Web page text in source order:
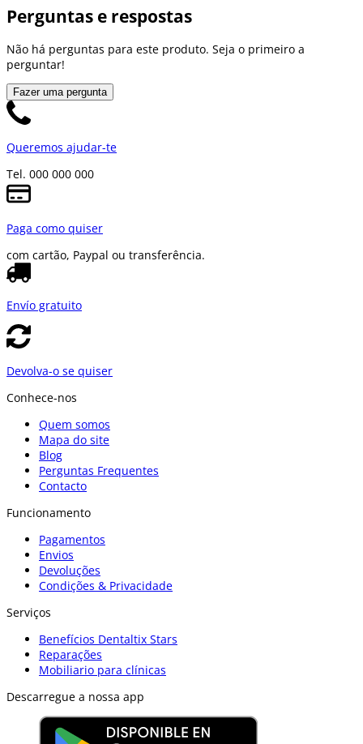
Perguntas e respostas
Não há perguntas para este produto. Seja o primeiro a
perguntar!
Fazer uma pergunta
Queremos ajudar-te
Tel. 000 000 000
Paga como quiser
com cartão, Paypal ou transferência.
Envío gratuito
Devolva-o se quiser
Conhece-nos
Quem somos
Mapa do site
Blog
Perguntas Frequentes
Contacto
Funcionamento
Pagamentos
Envios
Devoluções
Condições & Privacidade
Serviços
Benefícios Dentaltix Stars
Reparações
Mobiliario para clínicas
Descarregue a nossa app